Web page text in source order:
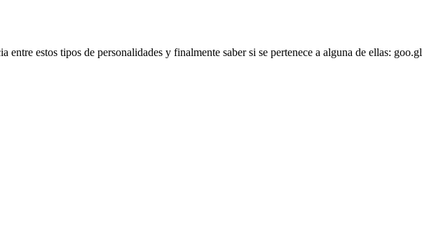
entre estos tipos de personalidades y finalmente saber si se pertenece a alguna de ellas: